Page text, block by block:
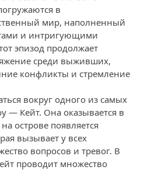
в
мир, наполненный
и интригующими
эпизод продолжает
среди выживших,
конфликты и стремление
вокруг одного из самых
— Кейт. Она оказывается в
острове появляется
вызывает у всех
вопросов и тревог. В
проводит множество